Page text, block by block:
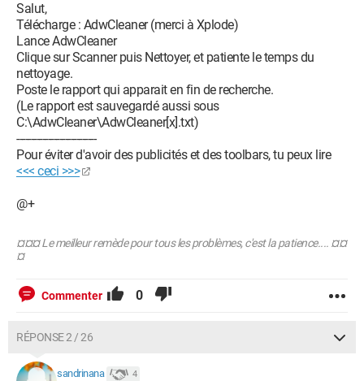
Salut,
Télécharge : AdwCleaner (merci à Xplode)
Lance AdwCleaner
Clique sur Scanner puis Nettoyer, et patiente le temps du
nettoyage.
Poste le rapport qui apparait en fin de recherche.
(Le rapport est sauvegardé aussi sous
C:\AdwCleaner\AdwCleaner[x].txt)
----------------------------
Pour éviter d'avoir des publicités et des toolbars, tu peux lire
<<< ceci >>>
@+
¤¤¤ Le meilleur remède pour tous les problèmes, c'est la patience.... ¤¤
¤
Commenter 0
RÉPONSE 2 / 26
sandrinana 4